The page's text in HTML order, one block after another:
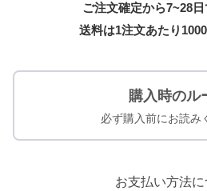
ご注文確定から7~28
送料は1注文あたり 1000
購入時のル
必ず購入前にお読み
お支払い方法に